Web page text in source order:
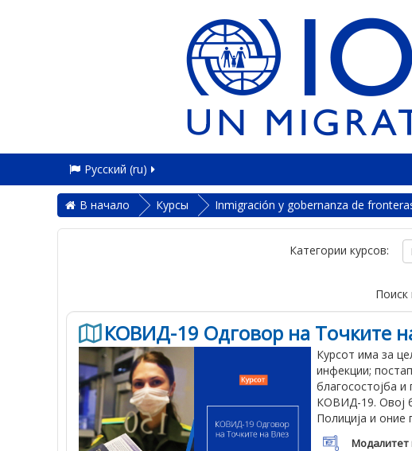
Русский ‎(ru)‎
В начало Курсы Inmigración y gobernanza de
Категории курсов:
Поиск
КОВИД-19 Одговор на Точките
Курсот има за
инфекции;
благосостојба
КОВИД-19. Овој
Полиција и оние
Модалитет